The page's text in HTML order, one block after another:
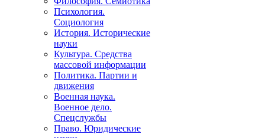
Психология.
Социология
История. Исторические
науки
Культура. Средства
массовой информации
Политика. Партии и
движения
Военная наука.
Военное дело.
Спецслужбы
Право. Юридические